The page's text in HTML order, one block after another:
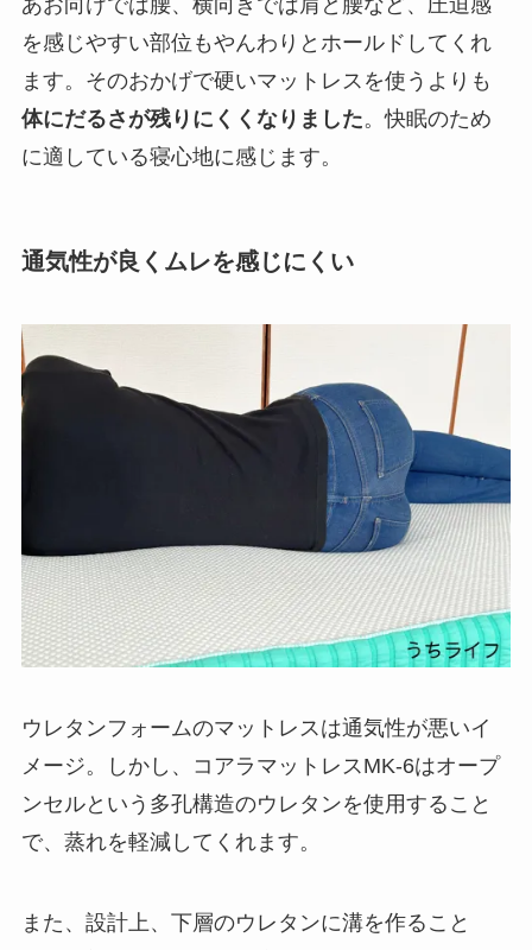
を感じやすい部位もやんわりとホールドしてくれ
ます。そのおかげで硬いマットレスを使うよりも
体にだるさが残りにくくなりました。快眠のため
に適している寝心地に感じます。
通気性が良くムレを感じにくい
ウレタンフォームのマットレスは通気性が悪いイ
メージ。しかし、コアラマットレスMK-6はオープ
ンセルという多孔構造のウレタンを使用すること
で、蒸れを軽減してくれます。
また、設計上、下層のウレタンに溝を作ること